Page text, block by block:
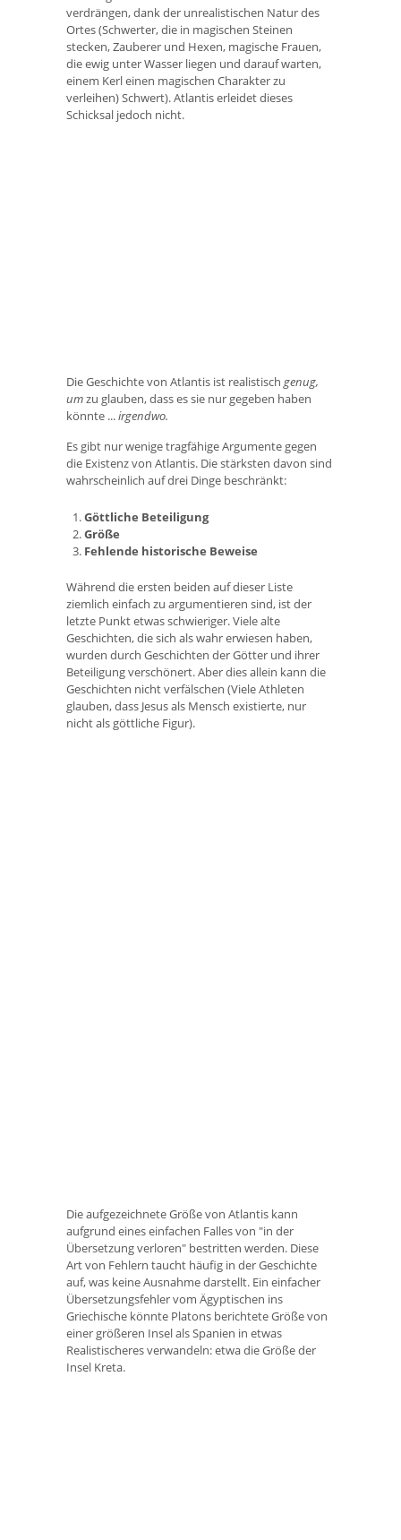
verdrängen, dank der unrealistischen Natur des
Ortes (Schwerter, die in magischen Steinen
stecken, Zauberer und Hexen, magische Frauen,
die ewig unter Wasser liegen und darauf warten,
einem Kerl einen magischen Charakter zu
verleihen) Schwert). Atlantis erleidet dieses
Schicksal jedoch nicht.
Die Geschichte von Atlantis ist realistisch genug,
umzu glauben, dass es sie nur gegeben haben
könnte ...irgendwo.
Es gibt nur wenige tragfähige Argumente gegen
die Existenz von Atlantis. Die stärksten davon sind
wahrscheinlich auf drei Dinge beschränkt:
Göttliche Beteiligung
Größe
Fehlende historische Beweise
Während die ersten beiden auf dieser Liste
ziemlich einfach zu argumentieren sind, ist der
letzte Punkt etwas schwieriger. Viele alte
Geschichten, die sich als wahr erwiesen haben,
wurden durch Geschichten der Götter und ihrer
Beteiligung verschönert. Aber dies allein kann die
Geschichten nicht verfälschen (Viele Athleten
glauben, dass Jesus als Mensch existierte, nur
nicht als göttliche Figur).
Die aufgezeichnete Größe von Atlantis kann
aufgrund eines einfachen Falles von "in der
Übersetzung verloren" bestritten werden. Diese
Art von Fehlern taucht häufig in der Geschichte
auf, was keine Ausnahme darstellt. Ein einfacher
Übersetzungsfehler vom Ägyptischen ins
Griechische könnte Platons berichtete Größe von
einer größeren Insel als Spanien in etwas
Realistischeres verwandeln: etwa die Größe der
Insel Kreta.